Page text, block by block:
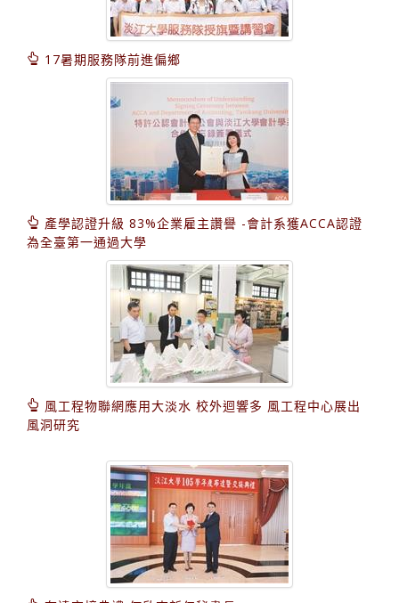
17暑期服務隊前進偏鄉
產學認證升級 83%企業雇主讚譽 -會計系獲ACCA認證
為全臺第一通過大學
風工程物聯網應用大淡水 校外迴響多 風工程中心展出
風洞研究